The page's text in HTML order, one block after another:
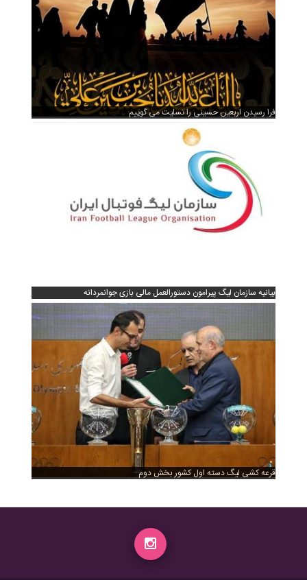
فرا رسیدن اربعین حسینی را تسلیت می گوییم
بیانیه سازمان لیگ پیرامون دستورالعمل مالی بازی جوانمردانه
قرعه کشی لیگ دسته اول کشور بخش دوم